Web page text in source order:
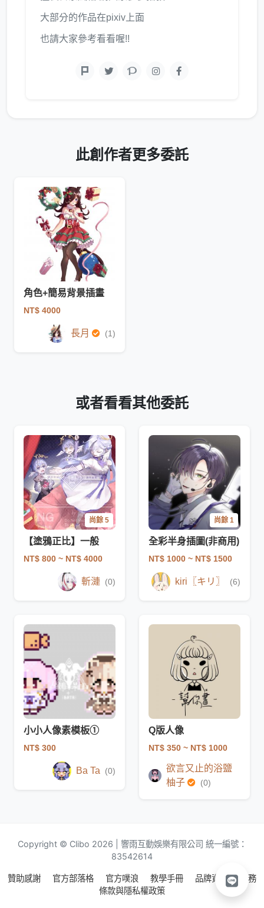
大部分的作品在pixiv上面
也請大家參考看看喔!!
此創作者更多委託
角色+簡易背景插畫
NT$ 4000
長月 (1)
或者看看其他委託
尚餘 5
【塗鴉正比】一般
NT$ 800 ~ NT$ 4000
斬漣 (0)
尚餘 1
全彩半身插圖(非商用)
NT$ 1000 ~ NT$ 1500
kiri〖キリ〗 (6)
小小人像素模板①
NT$ 300
Ba Ta (0)
Q版人像
NT$ 350 ~ NT$ 1000
欲言又止的浴鹽
柚子
(0)
Copyright © Clibo 2026 | 響雨互動娛樂有限公司 統一編號：
83542614
贊助感謝 官方部落格 官方噗浪 教學手冊 品牌資源
服務
條款與隱私權政策